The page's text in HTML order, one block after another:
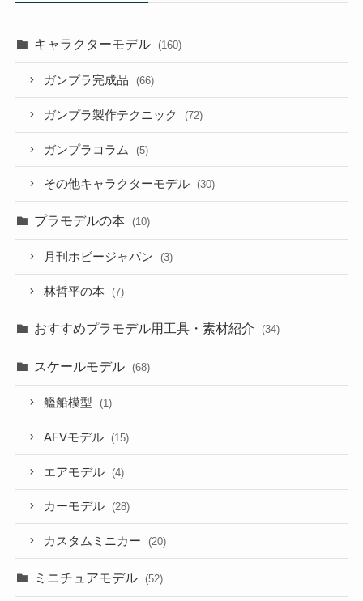
キャラクターモデル (160)
ガンプラ完成品 (66)
ガンプラ製作テクニック (72)
ガンプラコラム (5)
その他キャラクターモデル (30)
プラモデルの本 (10)
月刊ホビージャパン (3)
林哲平の本 (7)
おすすめプラモデル用工具・素材紹介 (34)
スケールモデル (68)
艦船模型 (1)
AFVモデル (15)
エアモデル (4)
カーモデル (28)
カスタムミニカー (20)
ミニチュアモデル (52)